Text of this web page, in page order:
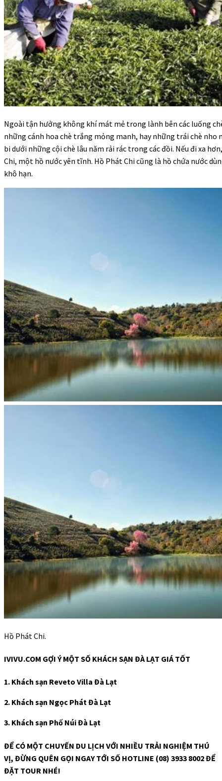
Ngoài tận hưởng không khí mát mẻ trong lành bên các luống
những cánh hoa chè trắng mỏng manh, hay những trái chè nho
bi dưới những cội chè lâu năm rải rác trong các đồi. Nếu đi xa
Chi, một hồ nước yên tĩnh. Hồ Phát Chi cũng là hồ chứa nước
khô hạn.
Hồ Phát Chi.
IVIVU.COM GỢI Ý MỘT SỐ KHÁCH SẠN ĐÀ LẠT GIÁ TỐT
1. Khách sạn Reveto Villa Đà Lạt
2. Khách sạn Ngọc Phát Đà Lạt
3. Khách sạn Phố Núi Đà Lạt
ĐỂ CÓ MỘT CHUYẾN DU LỊCH VỚI NHIỀU TRẢI NGHIỆM THÚ
VỊ, ĐỪNG QUÊN GỌI NGAY TỚI SỐ HOTLINE (08) 3933 8002 ĐỂ
ĐẶT TOUR NHÉ!